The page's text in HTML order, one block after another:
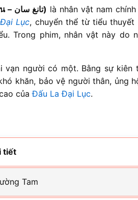
Đường Tam (唐三 – Tang San – ตังซาน – تانغ سان) là nhân vật nam
Lục, chuyển thể từ tiểu thuyết
Trong phim, nhân vật này do
vạn người có một. Bằng sự kiên
khăn, bảo vệ người thân, ủng
củaĐấu La Đại Lục.
tiết
Tam